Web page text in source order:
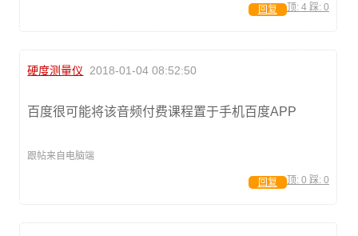
顶: 4 踩: 0
回复
硬度测量仪 2018-01-04 08:52:50
百度很可能将该音频付费课程置于手机百度APP
跟帖来自电脑端
顶: 0 踩: 0
回复